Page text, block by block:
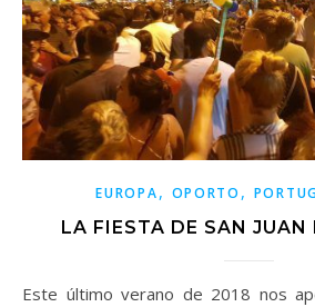
EUROPA, OPORTO ,
LA FIESTA DE SAN JUAN
Este último verano de 2018 nos apetecía pasarnos por